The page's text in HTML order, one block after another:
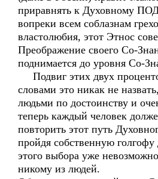
приравнять к Духовному
вопреки всем соблазнам
властолюбия, этот Этнос
Преображение своего Со-
поднимается до уровня Со-
Подвиг этих двух
словами это никак не
людьми по достоинству и
теперь каждый человек
повторить этот путь
пройдя собственную
этого выбора уже невозможно
никому из людей.